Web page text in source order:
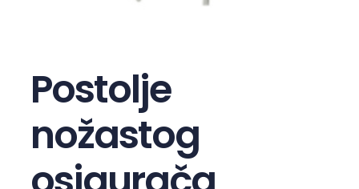
Postolje
nožastog